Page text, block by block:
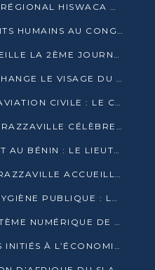
STATISTIQUES : LE PROJET RÉGIONAL HISWACA OFFICIELLEMENT LANCÉ AU CONGO
4182 VIOLATIONS DES DROITS HUMAINS AU CONGO EN 2025 SELON LE CAD
PNLS : BRAZZAVILLE ACCUEILLE LA 2ÈME JOURNÉE SCIENTIFIQUE SUR LE VIH/SIDA
PESTY KANGA, L’OPV QUI CHANGE LE VISAGE DU REPORTAGE AU CONGO
JOURNÉE MONDIALE DE L’AVIATION CIVILE : LE CONGO MISE SUR L’INNOVATION ET LA SÉCURITÉ
BILILI BD FESTIVAL 2025 : BRAZZAVILLE CÉLÈBRE DIX ANS DE CRÉATION GRAPHIQUE AFRICAINE
TENTATIVE DE COUP D’ÉTAT AU BÉNIN : LE LIEUTENANT-COLONEL TIGRI S’AUTOPROCLAME CHEF D’UN COMITÉ MILITAIRE
BONNE GOUVERNANCE : BRAZZAVILLE ACCUEILLE LES PREMIÈRES JOURNÉES CONGOLAISES DE L’ÉVALUATION
MARCHÉS, TROTTOIRS ET HYGIÈNE PUBLIQUE : LE GOUVERNEMENT DURCIT LE TON
LE CONGO LANCE SON SYSTÈME NUMÉRIQUE DE VÉRIFICATION DU BOIS
DES FUTURS JOURNALISTES INITIÉS À L’ÉCONOMIE BLEUE DURABLE